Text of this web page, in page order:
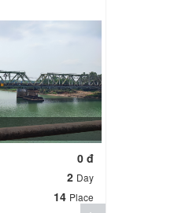
0 đ
2 Day
14 Place